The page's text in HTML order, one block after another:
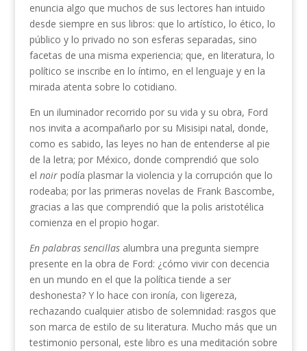
enuncia algo que muchos de sus lectores han intuido
desde siempre en sus libros: que lo artístico, lo ético, lo
público y lo privado no son esferas separadas, sino
facetas de una misma experiencia; que, en literatura, lo
político se inscribe en lo íntimo, en el lenguaje y en la
mirada atenta sobre lo cotidiano.
En un iluminador recorrido por su vida y su obra, Ford
nos invita a acompañarlo por su Misisipi natal, donde,
como es sabido, las leyes no han de entenderse al pie
de la letra; por México, donde comprendió que solo
el noirpodía plasmar la violencia y la corrupción que lo
rodeaba; por las primeras novelas de Frank Bascombe,
gracias a las que comprendió que la polis aristotélica
comienza en el propio hogar.
En palabras sencillasalumbra una pregunta siempre
presente en la obra de Ford: ¿cómo vivir con decencia
en un mundo en el que la política tiende a ser
deshonesta? Y lo hace con ironía, con ligereza,
rechazando cualquier atisbo de solemnidad: rasgos que
son marca de estilo de su literatura. Mucho más que un
testimonio personal, este libro es una meditación sobre